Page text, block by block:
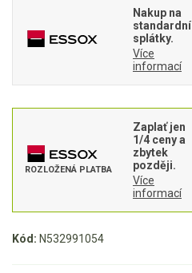
Aku křovinořezy a vyžínače
Aku STIHL
Štípačka na dřevo
VARI
Kód: N532991054
Nakup na
standardní
splátky.
Více
informací
ROZLOŽENÁ PLATBA
Zaplať jen
1/4 ceny a
zbytek
později.
Více
informací